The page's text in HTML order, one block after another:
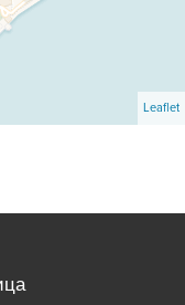
Leaflet